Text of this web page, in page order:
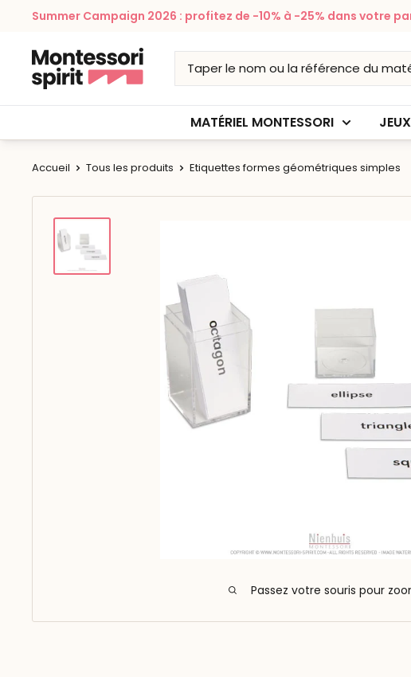
Passer
contenu
Summer Campaign 2026 : profitez de -10% à -25% dans votre
Montessori
Spirit
MATÉRIEL MONTESSORI
Accueil Tous les produits Etiquettes formes géométriques simples
Passez votre souris pour